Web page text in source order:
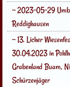
~ 2023-05-29
Reddighausen
~ 13. Licher
30.04.2023 in
Grabenland Buam,
Schürzenjäger